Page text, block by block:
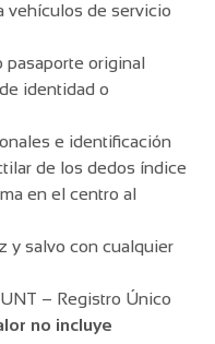
vehículos de servicio
pasaporte original
identidad o
e identificación
de los dedos índice
en el centro al
y salvo con cualquier
– Registro Único
no incluye